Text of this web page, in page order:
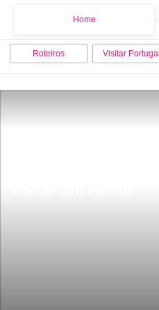
Home
Roteiros Visitar Portugal